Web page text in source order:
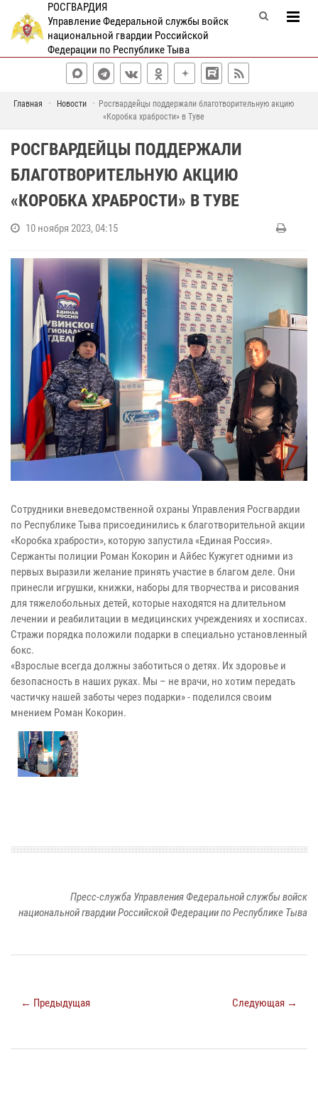
РОСГВАРДИЯ
Управление Федеральной службы войск
национальной гвардии Российской
Федерации по Республике Тыва
Главная Новости
Росгвардейцы поддержали благотворительную акцию
«Коробка храбрости» в Туве
РОСГВАРДЕЙЦЫ ПОДДЕРЖАЛИ
БЛАГОТВОРИТЕЛЬНУЮ АКЦИЮ
«КОРОБКА ХРАБРОСТИ» В ТУВЕ
10 ноября 2023, 04:15
Сотрудники вневедомственной охраны Управления Росгвардии
по Республике Тыва присоединились к благотворительной акции
«Коробка храбрости», которую запустила «Единая Россия».
Сержанты полиции Роман Кокорин и Айбес Кужугет одними из
первых выразили желание принять участие в благом деле. Они
принесли игрушки, книжки, наборы для творчества и рисования
для тяжелобольных детей, которые находятся на длительном
лечении и реабилитации в медицинских учреждениях и хосписах.
Стражи порядка положили подарки в специально установленный
бокс.
«Взрослые всегда должны заботиться о детях. Их здоровье и
безопасность в наших руках. Мы – не врачи, но хотим передать
частичку нашей заботы через подарки» - поделился своим
мнением Роман Кокорин.
Пресс-служба Управления Федеральной службы войск
национальной гвардии Российской Федерации по Республике Тыва
← Предыдущая Следующая →